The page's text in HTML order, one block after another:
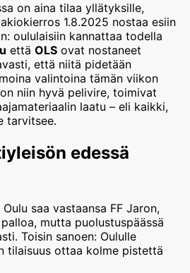
on aina tilaa yllätyksille,
1.8.2025 nostaa esiin
oululaisiin kannattaa todella
että OLS ovat nostaneet
että niitä pidetään
valintoina tämän viikon
niin hyvä pelivire, toimivat
laatu – eli kaikki,
tarvitsee.
edessä
saa vastaansa FF Jaron,
mutta puolustuspäässä
Toisin sanoen: Oululle
tilaisuus ottaa kolme pistettä